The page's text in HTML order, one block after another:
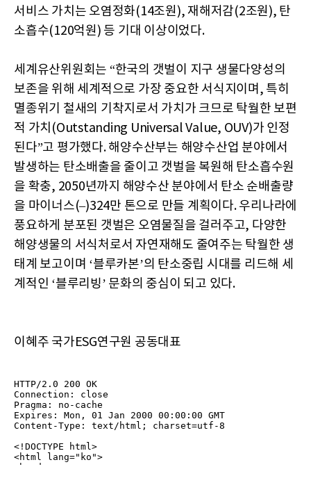
서비스 가치는 오염정화(14조원), 재해저감(2조원), 탄
소흡수(120억원) 등 기대 이상이었다.
세계유산위원회는 “한국의 갯벌이 지구 생물다양성의
보존을 위해 세계적으로 가장 중요한 서식지이며, 특히
멸종위기 철새의 기착지로서 가치가 크므로 탁월한 보편
적 가치(Outstanding Universal Value, OUV)가 인정
된다”고 평가했다. 해양수산부는 해양수산업 분야에서
발생하는 탄소배출을 줄이고 갯벌을 복원해 탄소흡수원
을 확충, 2050년까지 해양수산 분야에서 탄소 순배출량
을 마이너스(–)324만 톤으로 만들 계획이다. 우리나라에
풍요하게 분포된 갯벌은 오염물질을 걸러주고, 다양한
해양생물의 서식처로서 자연재해도 줄여주는 탁월한 생
태계 보고이며 ‘블루카본’의 탄소중립 시대를 리드해 세
계적인 ‘블루리빙’ 문화의 중심이 되고 있다.
이혜주 국가ESG연구원 공동대표